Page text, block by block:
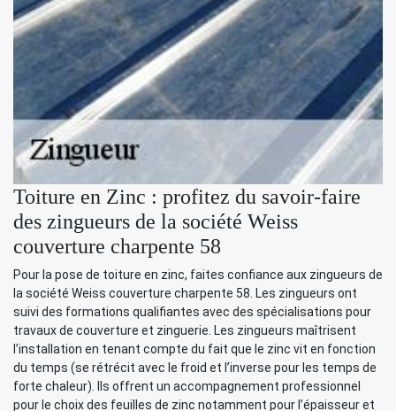
Toiture en Zinc : profitez du savoir-faire
des zingueurs de la société Weiss
couverture charpente 58
Pour la pose de toiture en zinc, faites confiance aux zingueurs de
la société Weiss couverture charpente 58. Les zingueurs ont
suivi des formations qualifiantes avec des spécialisations pour
travaux de couverture et zinguerie. Les zingueurs maîtrisent
l’installation en tenant compte du fait que le zinc vit en fonction
du temps (se rétrécit avec le froid et l’inverse pour les temps de
forte chaleur). Ils offrent un accompagnement professionnel
pour le choix des feuilles de zinc notamment pour l’épaisseur et